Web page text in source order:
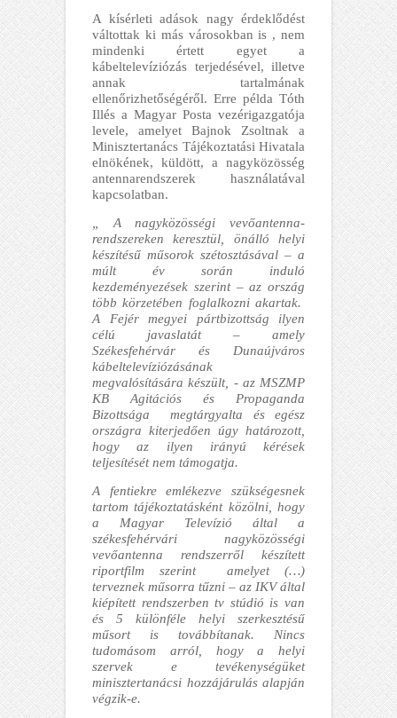
A kísérleti adások nagy érdeklődést
váltottak ki más városokban is , nem
mindenki értett egyet a
kábeltelevíziózás terjedésével, illetve
annak tartalmának
ellenőrizhetőségéről. Erre példa Tóth
Illés a Magyar Posta vezérigazgatója
levele, amelyet Bajnok Zsoltnak a
Minisztertanács Tájékoztatási Hivatala
elnökének, küldött, a nagyközösség
antennarendszerek használatával
kapcsolatban.
„ A nagyközösségi vevőantenna-
rendszereken keresztül, önálló helyi
készítésű műsorok szétosztásával – a
múlt év során induló
kezdeményezések szerint – az ország
több körzetében foglalkozni akartak.
A Fejér megyei pártbizottság ilyen
célú javaslatát – amely
Székesfehérvár és Dunaújváros
kábeltelevíziózásának
megvalósítására készült, - az MSZMP
KB Agitációs és Propaganda
Bizottsága megtárgyalta és egész
országra kiterjedően úgy határozott,
hogy az ilyen irányú kérések
teljesítését nem támogatja.
A fentiekre emlékezve szükségesnek
tartom tájékoztatásként közölni, hogy
a Magyar Televízió által a
székesfehérvári nagyközösségi
vevőantenna rendszerről készített
riportfilm szerint amelyet (…)
terveznek műsorra tűzni – az IKV által
kiépített rendszerben tv stúdió is van
és 5 különféle helyi szerkesztésű
műsort is továbbítanak. Nincs
tudomásom arról, hogy a helyi
szervek e tevékenységüket
minisztertanácsi hozzájárulás alapján
végzik-e.